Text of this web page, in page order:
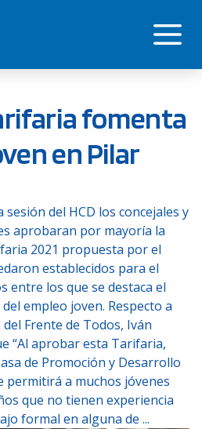
fomenta
en Pilar
del HCD los concejales y
aprobaran por mayoría la
2021 propuesta por el
establecidos para el
los que se destaca el
empleo joven. Respecto a
Frente de Todos, Iván
“Al aprobar esta Tarifaria,
de Promoción y Desarrollo
permitirá a muchos jóvenes
que no tienen experiencia
formal en alguna de ...